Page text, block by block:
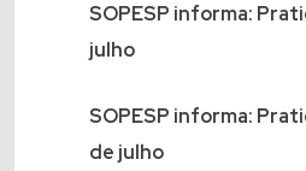
SOPESP informa:
julho
SOPESP informa:
de julho